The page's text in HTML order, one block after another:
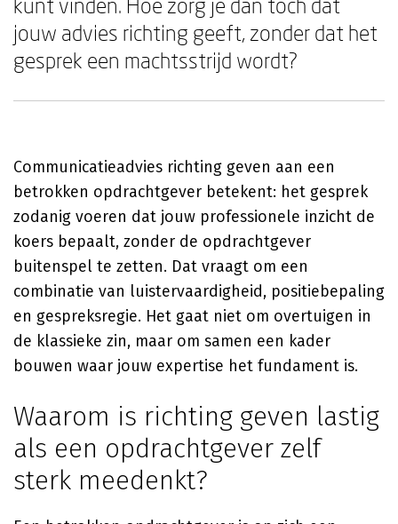
jouw advies richting geeft, zonder dat het
gesprek een machtsstrijd wordt?
Communicatieadvies richting geven aan een
betrokken opdrachtgever betekent: het gesprek
zodanig voeren dat jouw professionele inzicht de
koers bepaalt, zonder de opdrachtgever
buitenspel te zetten. Dat vraagt om een
combinatie van luistervaardigheid, positiebepaling
en gespreksregie. Het gaat niet om overtuigen in
de klassieke zin, maar om samen een kader
bouwen waar jouw expertise het fundament is.
Waarom is richting geven lastig
als een opdrachtgever zelf
sterk meedenkt?